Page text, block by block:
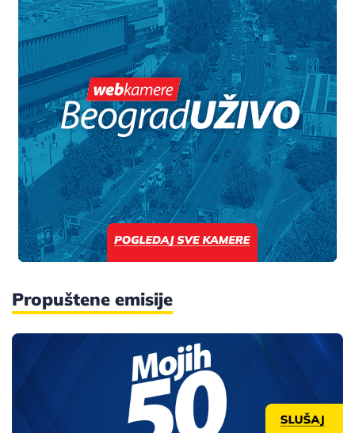
Propuštene emisije